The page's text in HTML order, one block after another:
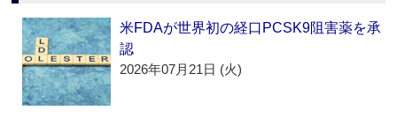
米FDAが世界初の経口PCSK9阻害薬を承
認
2026年07月21日 (火)